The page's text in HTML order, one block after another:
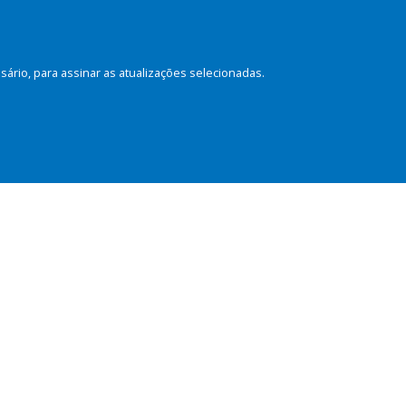
para assinar as atualizações selecionadas.